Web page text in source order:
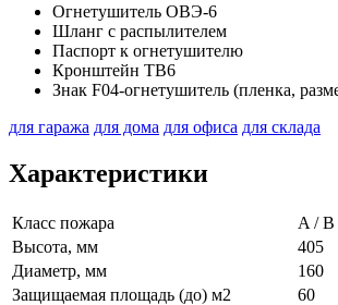
Огнетушитель ОВЭ-6
Шланг с распылителем
Паспорт к огнетушителю
Кронштейн ТВ6
Знак F04-огнетушитель (пленка,
для гаража для дома для офиса для склада
Характеристики
Класс пожара
A / B
Высота, мм
405
Диаметр, мм
160
Защищаемая площадь (до) м2
60